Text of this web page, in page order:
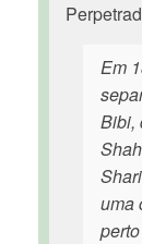
Em
Bibi,
uma